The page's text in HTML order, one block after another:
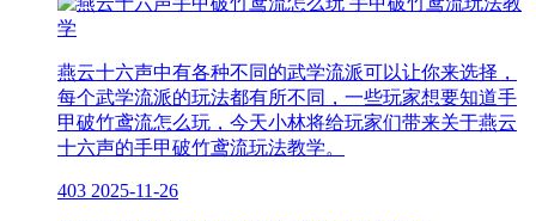
燕云十六声中有各种不同的武学流派可以让你来选择，
每个武学流派的玩法都有所不同，一些玩家想要知道手
甲破竹鸢流怎么玩，今天小林将给玩家们带来关于燕云
十六声的手甲破竹鸢流玩法教学。
403 2025-11-26